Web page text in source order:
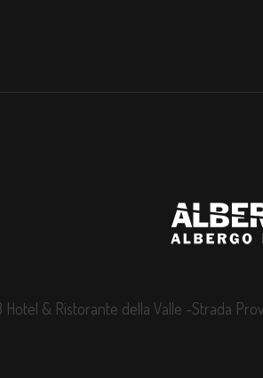
Hotel & Ristorante della Valle -Strada